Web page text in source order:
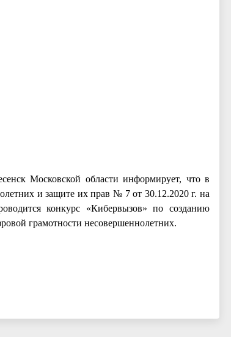
Московской области информирует, что в
и защите их прав № 7 от 30.12.2020 г. на
конкурс «Кибервызов» по созданию
грамотности несовершеннолетних.